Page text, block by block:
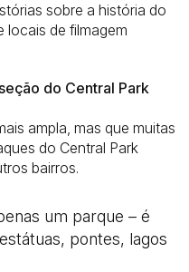
sobre a história do
locais de filmagem
do Central Park
ampla, mas que muitas
do Central Park
bairros.
um parque – é
pontes, lagos